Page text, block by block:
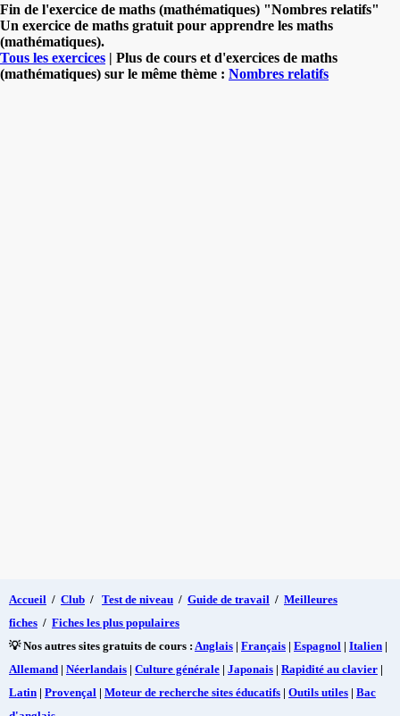
Fin de l'exercice de maths (mathématiques) "Nombres relatifs"
Un exercice de maths gratuit pour apprendre les maths
(mathématiques).
Tous les exercices | Plus de cours et d'exercices de maths
(mathématiques) sur le même thème : Nombres relatifs
Accueil / Club / Test de niveau / Guide de travail / Meilleures
fiches / Fiches les plus populaires
💡 Nos autres sites gratuits de cours : Anglais | Français | Espagnol | Italien |
Allemand | Néerlandais | Culture générale | Japonais | Rapidité au clavier |
Latin | Provençal | Moteur de recherche sites éducatifs | Outils utiles | Bac